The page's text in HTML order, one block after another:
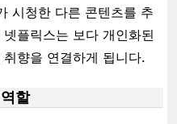
시청한 다른 콘텐츠를 추
플릭스는 보다 개인화된
향을 연결하게 됩니다.
할